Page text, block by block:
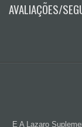
AVALIAÇÕES/
E A Lazaro